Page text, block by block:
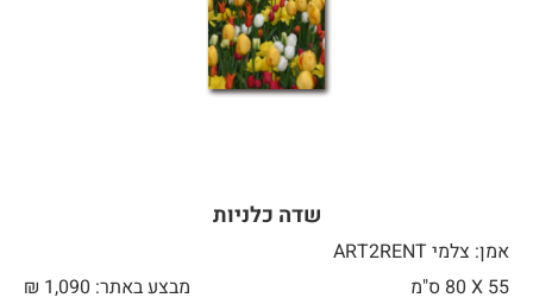
שדה כלניות
אמן: צלמי ART2RENT
55 X
מבצע באתר: ₪ 1,090